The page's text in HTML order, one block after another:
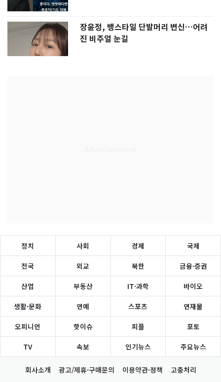
장윤정, 뱅스타일 단발머리 변신…어려
진 비주얼 눈길
정치 사회 경제 국제
전국 외교 북한 금융·증권
산업 부동산 IT·과학 바이오
생활·문화 연예 스포츠 연재물
오피니언 핫이슈 피플 포토
TV 속보 인기뉴스 주요뉴스
회사소개 광고/제휴·구매문의 이용약관·정책 고충처리